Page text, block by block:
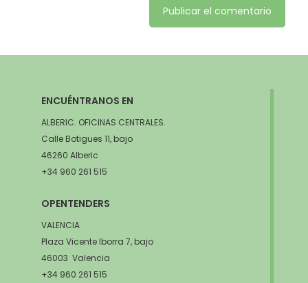
ENCUÉNTRANOS EN
ALBERIC. OFICINAS CENTRALES.
Calle Botigues 11, bajo
46260 Alberic
+34 960 261 515
OPENTENDERS
VALENCIA
Plaza Vicente Iborra 7, bajo
46003 Valencia
+34 960 261 515